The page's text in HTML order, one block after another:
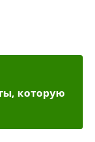
которую